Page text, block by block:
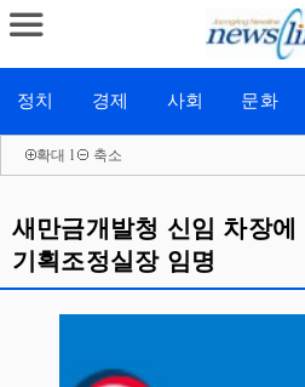
정치 경제 사회 문화
확대 l 축소
새만금개발청 신임 차장
기획조정실장 임명